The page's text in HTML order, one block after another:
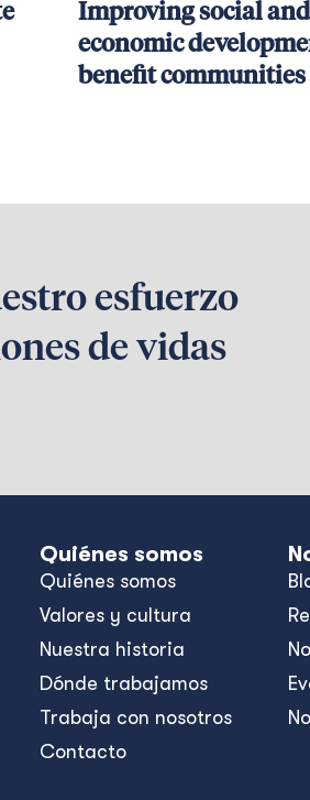
Improving social and
economic
benefit communities
esfuerzo
de vidas
Quiénes somos
Quiénes somos
Valores y cultura
Nuestra historia
Dónde trabajamos
Trabaja con nosotros
Contacto